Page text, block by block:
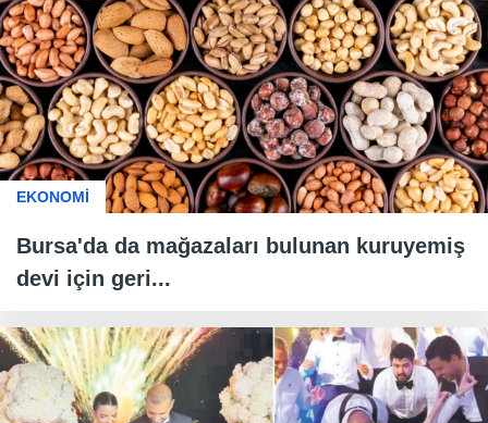
EKONOMİ
Bursa'da da mağazaları bulunan kuruyemiş
devi için geri...